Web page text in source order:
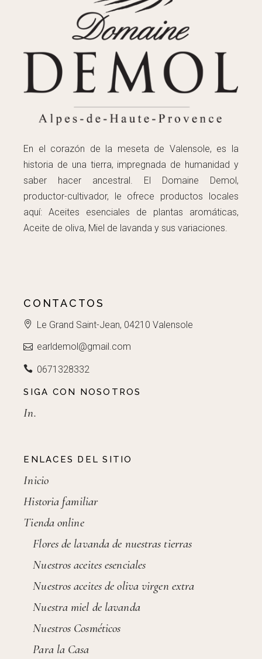
En el corazón de la meseta de Valensole, es la
historia de una tierra, impregnada de humanidad y
saber hacer ancestral. El Domaine Demol,
productor-cultivador, le ofrece productos locales
aquí: Aceites esenciales de plantas aromáticas,
Aceite de oliva, Miel de lavanda y sus variaciones.
CONTACTOS
Le Grand Saint-Jean, 04210 Valensole
earldemol@gmail.com
0671328332
SIGA CON NOSOTROS
In.
ENLACES DEL SITIO
Inicio
Historia familiar
Tienda online
Flores de lavanda de nuestras tierras
Nuestros aceites esenciales
Nuestros aceites de oliva virgen extra
Nuestra miel de lavanda
Nuestros Cosméticos
Para la Casa